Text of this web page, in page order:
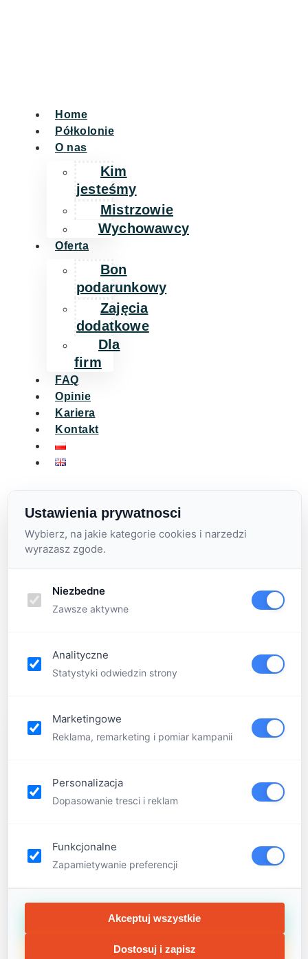
Home
Półkolonie
O nas
Kim
jesteśmy
Mistrzowie
Wychowawcy
Oferta
Bon
podarunkowy
Zajęcia
dodatkowe
Dla
firm
FAQ
Opinie
Kariera
Kontakt
Home
Półkolonie
nas
Kim
Wychowawcy
Oferta
podarunkowy
dodatkowe
Ustawienia prywatnosci
Wybierz, na jakie kategorie cookies i narzedzi
wyrazasz zgode.
Niezbedne
Zawsze aktywne
Analityczne
Statystyki odwiedzin strony
Marketingowe
Reklama, remarketing i pomiar kampanii
Personalizacja
Dopasowanie tresci i reklam
Funkcjonalne
Zapamietywanie preferencji
Akceptuj wszystkie
Dostosuj i zapisz